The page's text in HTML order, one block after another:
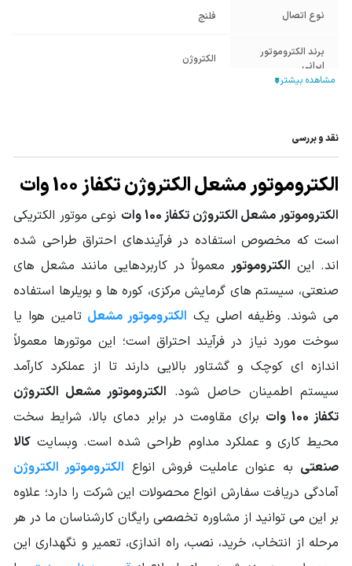
نوع اتصال فلنج
برند الکتروموتور
ایرانی
الکتروژن
100 وات
منبع الکتریکی
تکفاز
جنس پوسته آلومینیوم Aluminium
فرکانس (HZ) 50
الکتروموتور
3000
نقد و بررسی
الکتروموتور مشعل الکتروژن تکفاز 100 وات
الکتروموتور مشعل الکتروژن تکفاز 100 وات
نوعی موتور الکتریکی
است که مخصوص استفاده در فرآیندهای احتراق طراحی شده
اند. این الکتروموتور معمولاً در کاربردهایی مانند مشعل های
صنعتی، سیستم های گرمایش مرکزی، کوره ها و بویلرها استفاده
می شوند. وظیفه اصلی یک الکتروموتور مشعل تامین هوا یا
سوخت مورد نیاز در فرآیند احتراق است؛ این موتورها معمولاً
اندازه ای کوچک و گشتاور بالایی دارند تا از عملکرد کارآمد
سیستم اطمینان حاصل شود. الکتروموتور مشعل الکتروژن
تکفاز 100 وات
برای مقاومت در برابر دمای بالا، شرایط سخت
محیط کاری و عملکرد مداوم طراحی شده است. وبسایت کالا
صنعتی به عنوان عاملیت فروش انواع الکتروموتور الکتروژن
آمادگی دریافت سفارش انواع محصولات این شرکت را دارد؛ علاوه
بر این می توانید از مشاوره تخصصی رایگان کارشناسان ما در هر
مرحله از انتخاب، خرید، نصب، راه اندازی، تعمیر و نگهداری این